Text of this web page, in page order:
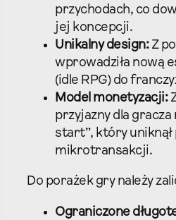
przychodach, co
jej koncepcji.
Unikalny design:Z
wprowadziła nową
(idle RPG) do
Model monetyzacji:
przyjazny dla
start”, który uniknął
mikrotransakcji.
Do porażek gry należy
Ograniczone